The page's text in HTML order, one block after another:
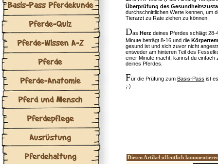
Basis-Pass Pferdekunde
Pferde-Quiz
Pferde-Wissen A-Z
Pferde
Pferde-Anatomie
Pferd und Mensch
Pferdepflege
Ausrüstung
Pferdehaltung
Überprüfung des
durchschnittlichen Werte kennen, um
Tierarzt zu Rate ziehen zu können.
Das Herz deines Pferdes schlägt
Minute beträgt 8-16 und die
gesund ist und sich zuvor nicht
entweder am hinteren Teil des
einer Minute macht, kannst du einfach
deines Pferdes.
Für die Prüfung zum Basis-Pass ist
;-)
Diesen Artikel öffentlich